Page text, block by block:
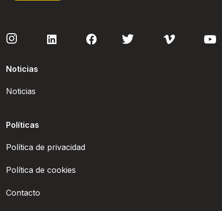
Noticias
Noticias
Políticas
Política de privacidad
Política de cookies
Contacto